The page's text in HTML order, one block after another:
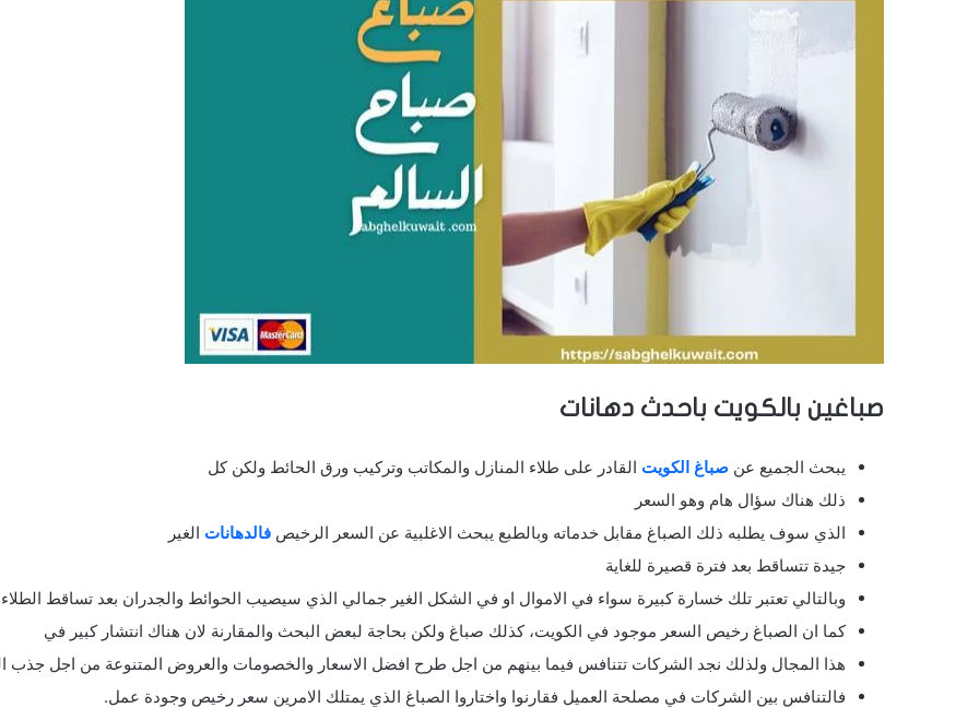
صباغين بالكويت باحدث دهانات
يبحث الجميع عن صباغ الكويت القادر على طلاء المنازل والمكاتب وتركيب ورق الحائط ولكن كل
ذلك هناك سؤال هام وهو السعر
الذي سوف يطلبه ذلك الصباغ مقابل خدماته وبالطبع يبحث الاغلبية عن السعر الرخيص فالدهانات الغير
جيدة تتساقط بعد فترة قصيرة للغاية
وبالتالي تعتبر تلك خسارة كبيرة سواء في الاموال او في الشكل الغير جمالي الذي سيصيب الحوائط والجدران بعد تساقط الطلاء
كما ان الصباغ رخيص السعر موجود في الكويت، كذلك صباغ ولكن بحاجة لبعض البحث والمقارنة لان هناك انتشار كبير في
هذا المجال ولذلك نجد الشركات تتنافس فيما بينهم من اجل طرح افضل الاسعار والخصومات والعروض المتنوعة من اجل جذب
فالتنافس بين الشركات في مصلحة العميل فقارنوا واختاروا الصباغ الذي يمتلك الامرين سعر رخيص وجودة عمل.